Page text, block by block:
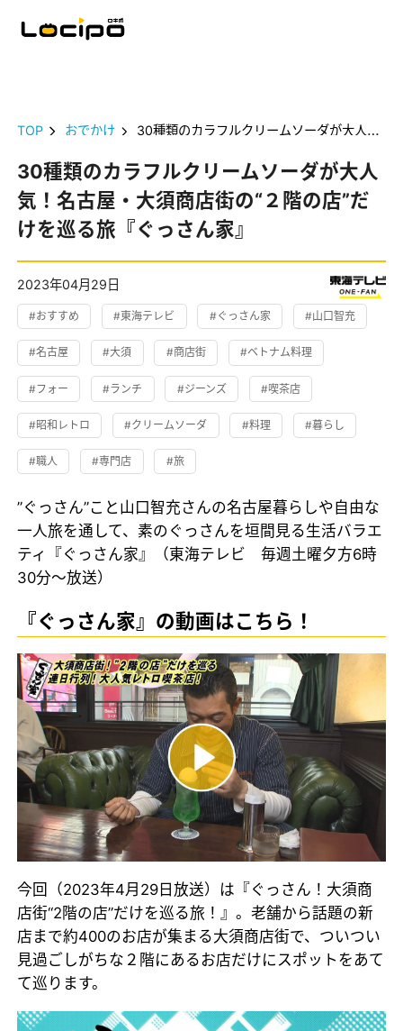
TOP おでかけ 30種類のカラフルクリームソーダが大人気！名古屋・大須商店街の“２階の店”だけを巡る旅『ぐっさん家』
30種類のカラフルクリームソーダが大人
気！名古屋・大須商店街の“２階の店”だ
けを巡る旅『ぐっさん家』
2023年04月29日
#おすすめ #東海テレビ #ぐっさん家 #山口智充
#名古屋 #大須 #商店街 #ベトナム料理
#フォー #ランチ #ジーンズ #喫茶店
#昭和レトロ #クリームソーダ #料理 #暮らし
#職人 #専門店 #旅
”ぐっさん”こと山口智充さんの名古屋暮らしや自由な
一人旅を通して、素のぐっさんを垣間見る生活バラエ
ティ『ぐっさん家』（東海テレビ 毎週土曜夕方6時
30分～放送）
『ぐっさん家』の動画はこちら！
今回（2023年4月29日放送）は『ぐっさん！大須商
店街“2階の店”だけを巡る旅！』。老舗から話題の新
店まで約400のお店が集まる大須商店街で、ついつい
見過ごしがちな２階にあるお店だけにスポットをあて
て巡ります。